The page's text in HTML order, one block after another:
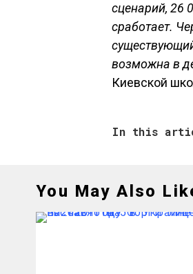
сценарий, 26
сработает.
возможна в
Киевской
In this
You May Also